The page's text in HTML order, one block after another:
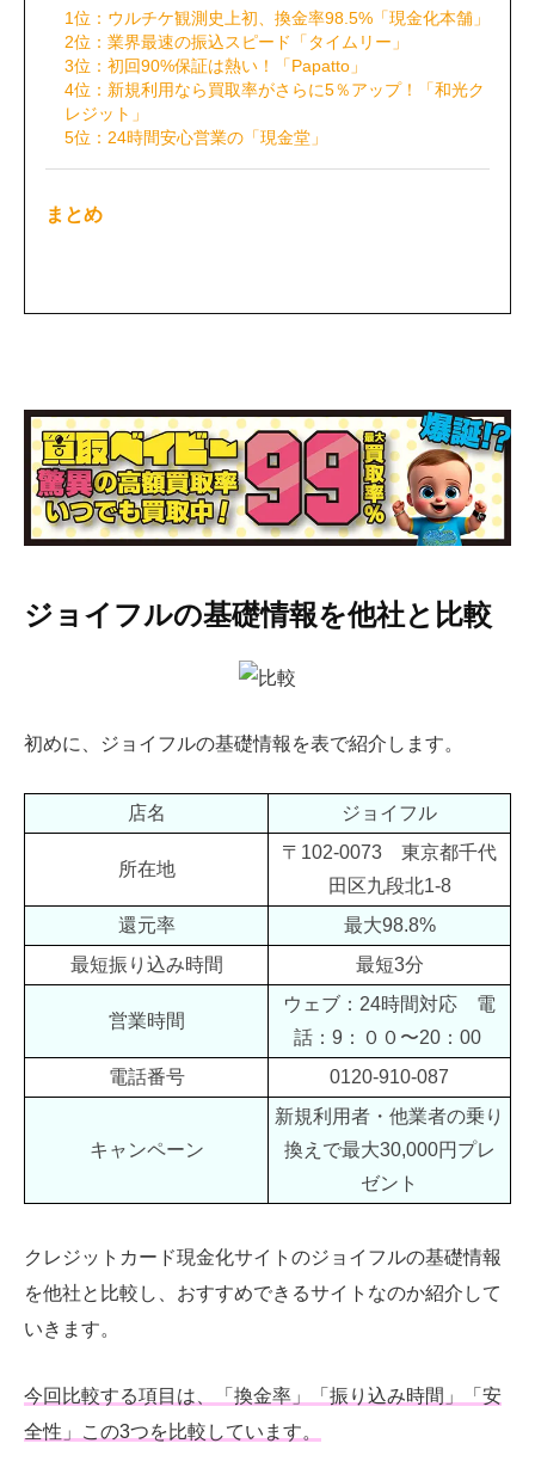
1位：ウルチケ観測史上初、換金率98.5%「現金化本舗」
2位：業界最速の振込スピード「タイムリー」
3位：初回90%保証は熱い！「Papatto」
4位：新規利用なら買取率がさらに5％アップ！「和光ク
レジット」
5位：24時間安心営業の「現金堂」
まとめ
ジョイフルの基礎情報を他社と比較
初めに、ジョイフルの基礎情報を表で紹介します。
店名 ジョイフル
所在地
〒102-0073 東京都千代
田区九段北1-8
還元率
最大98.8%
最短振り込み時間
最短3分
営業時間
ウェブ：24時間対応 電
話：9：００〜20：00
電話番号
0120-910-087
キャンペーン
新規利用者・他業者の乗り
換えで最大30,000円プレ
ゼント
クレジットカード現金化サイトのジョイフルの基礎情報
を他社と比較し、おすすめできるサイトなのか紹介して
いきます。
今回比較する項目は、「換金率」「振り込み時間」「安
全性」この3つを比較しています。